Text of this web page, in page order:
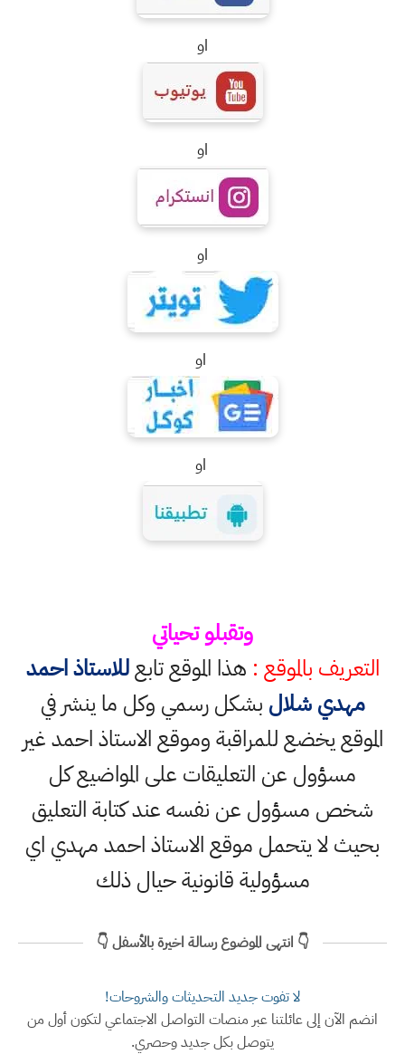
او
او
او
او
او
وتقبلو تحياتي
التعريف بالموقع : هذا الموقع تابعللاستاذ احمد
مهدي شلال بشكل رسمي وكل ما ينشر في
الموقع يخضع للمراقبة وموقع الاستاذ احمد غير
مسؤول عن التعليقات على المواضيع كل
شخص مسؤول عن نفسه عند كتابة التعليق
بحيث لا يتحمل موقع الاستاذ احمد مهدي اي
مسؤولية قانونية حيال ذلك
👇 انتهى الموضوع رسالة اخيرة بالأسفل 👇
لا تفوت جديد التحديثات والشروحات!
انضم الآن إلى عائلتنا عبر منصات التواصل الاجتماعي لتكون أول من
يتوصل بكل جديد وحصري.